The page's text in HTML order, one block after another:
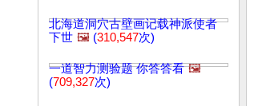
北海道洞穴古壁画记载神派使者
下世 🖼️ (310,547次)
一道智力测验题 你答答看 🖼️
(709,327次)